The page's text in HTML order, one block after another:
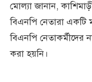
মোল্যা জানান,
বিএনপি নেতারা একটি
বিএনপি নেতাকর্মীদের
করা হয়নি।